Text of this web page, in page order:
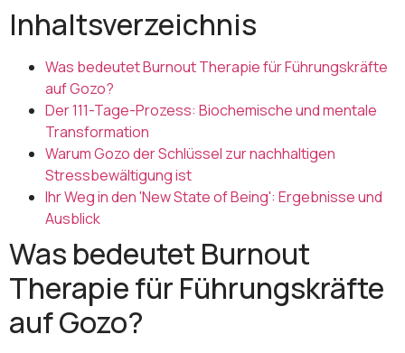
Inhaltsverzeichnis
Was bedeutet Burnout Therapie für Führungskräfte
auf Gozo?
Der 111-Tage-Prozess: Biochemische und mentale
Transformation
Warum Gozo der Schlüssel zur nachhaltigen
Stressbewältigung ist
Ihr Weg in den 'New State of Being': Ergebnisse und
Ausblick
Was bedeutet Burnout
Therapie für Führungskräfte
auf Gozo?